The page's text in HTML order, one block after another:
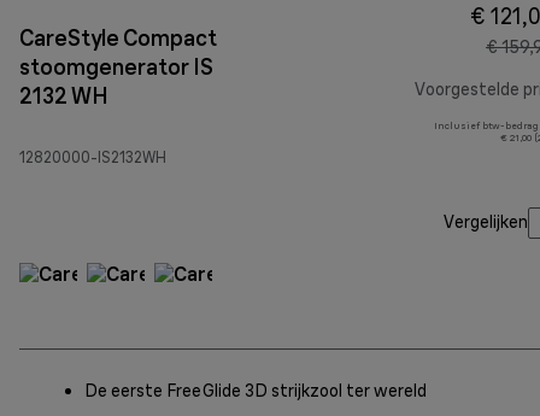
CareStyle Compact
stoomgenerator IS
2132 WH
12820000-IS2132WH
€
€
Voorgestelde
Inclusief btw-bedrag
€ 21,00
Vergelijken
De eerste FreeGlide 3D strijkzool ter wereld